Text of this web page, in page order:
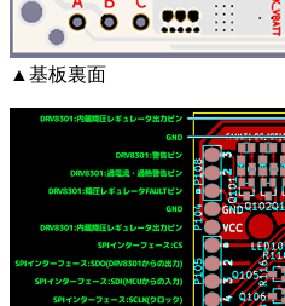
▲基板裏面